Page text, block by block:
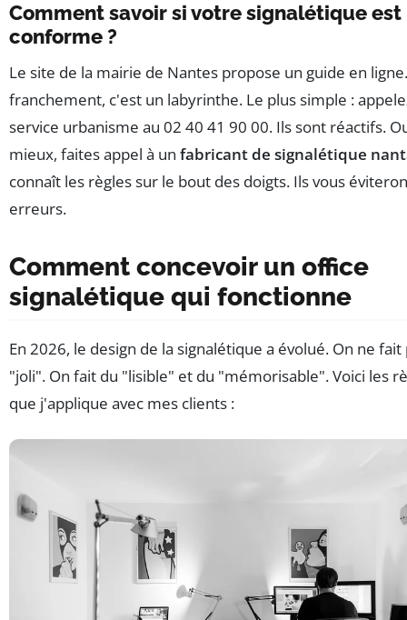
Comment savoir si votre signalétique est
conforme ?
Le site de la mairie de Nantes propose un guide en
franchement, c'est un labyrinthe. Le plus simple :
service urbanisme au 02 40 41 90 00. Ils sont réactifs.
mieux, faites appel à un fabricant de signalétique
connaît les règles sur le bout des doigts. Ils vous
erreurs.
Comment concevoir un office
signalétique qui fonctionne
En 2026, le design de la signalétique a évolué. On ne fait
"joli". On fait du "lisible" et du "mémorisable". Voici les
que j'applique avec mes clients :